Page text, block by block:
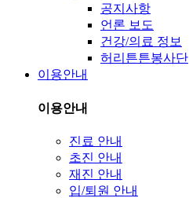
공지사항
언론 보도
건강/의료 정보
허리튼튼봉사단
이용안내
이용안내
진료 안내
초진 안내
재진 안내
입/퇴원 안내